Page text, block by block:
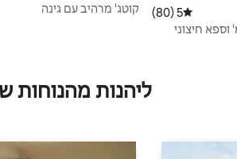
דירוג ממוצע של 5 מתוך 5, 80 ביקורות
5 (80)
קוטג' מרהיב עם גינה
ליהנות מהנוחות